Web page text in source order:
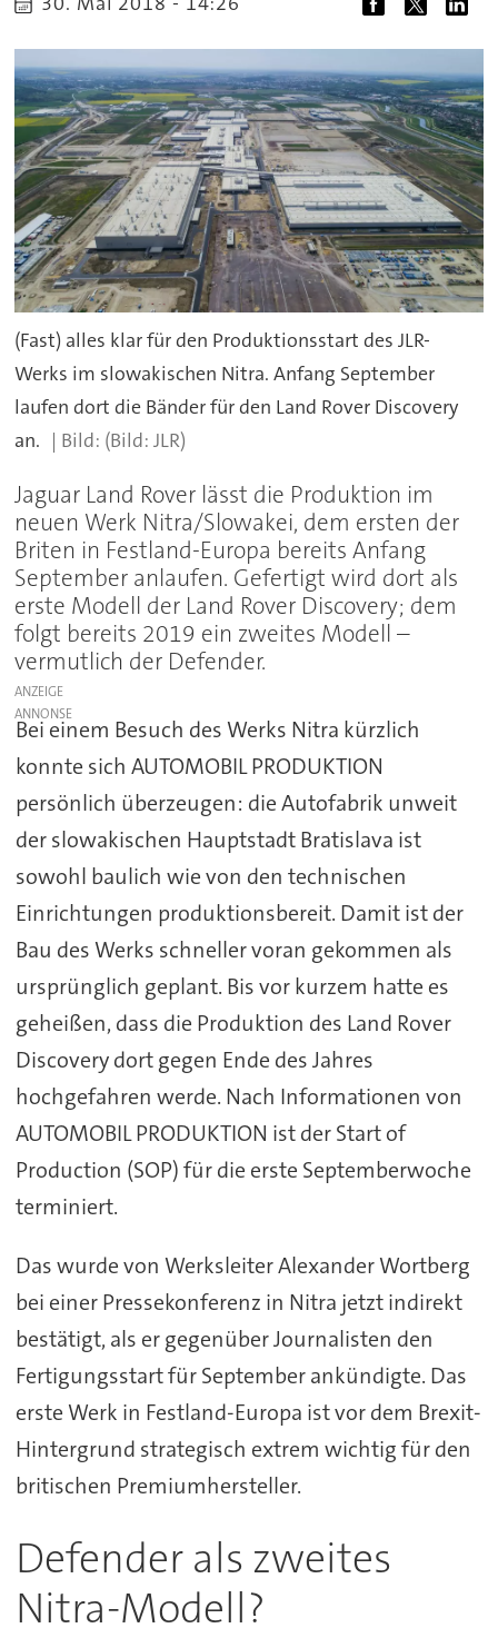
(Fast) alles klar für den Produktionsstart des JLR-
Werks im slowakischen Nitra. Anfang September
laufen dort die Bänder für den Land Rover Discovery
an.
(Bild: JLR)
Jaguar Land Rover lässt die Produktion im
neuen Werk Nitra/Slowakei, dem ersten der
Briten in Festland-Europa bereits Anfang
September anlaufen. Gefertigt wird dort als
erste Modell der Land Rover Discovery; dem
folgt bereits 2019 ein zweites Modell –
vermutlich der Defender.
ANZEIGE
Bei einem Besuch des Werks Nitra kürzlich
konnte sich AUTOMOBIL PRODUKTION
persönlich überzeugen: die Autofabrik unweit
der slowakischen Hauptstadt Bratislava ist
sowohl baulich wie von den technischen
Einrichtungen produktionsbereit. Damit ist der
Bau des Werks schneller voran gekommen als
ursprünglich geplant. Bis vor kurzem hatte es
geheißen, dass die Produktion des Land Rover
Discovery dort gegen Ende des Jahres
hochgefahren werde. Nach Informationen von
AUTOMOBIL PRODUKTION ist der Start of
Production (SOP) für die erste Septemberwoche
terminiert.
Das wurde von Werksleiter Alexander Wortberg
bei einer Pressekonferenz in Nitra jetzt indirekt
bestätigt, als er gegenüber Journalisten den
Fertigungsstart für September ankündigte. Das
erste Werk in Festland-Europa ist vor dem Brexit-
Hintergrund strategisch extrem wichtig für den
britischen Premiumhersteller.
Defender als zweites
Nitra-Modell?